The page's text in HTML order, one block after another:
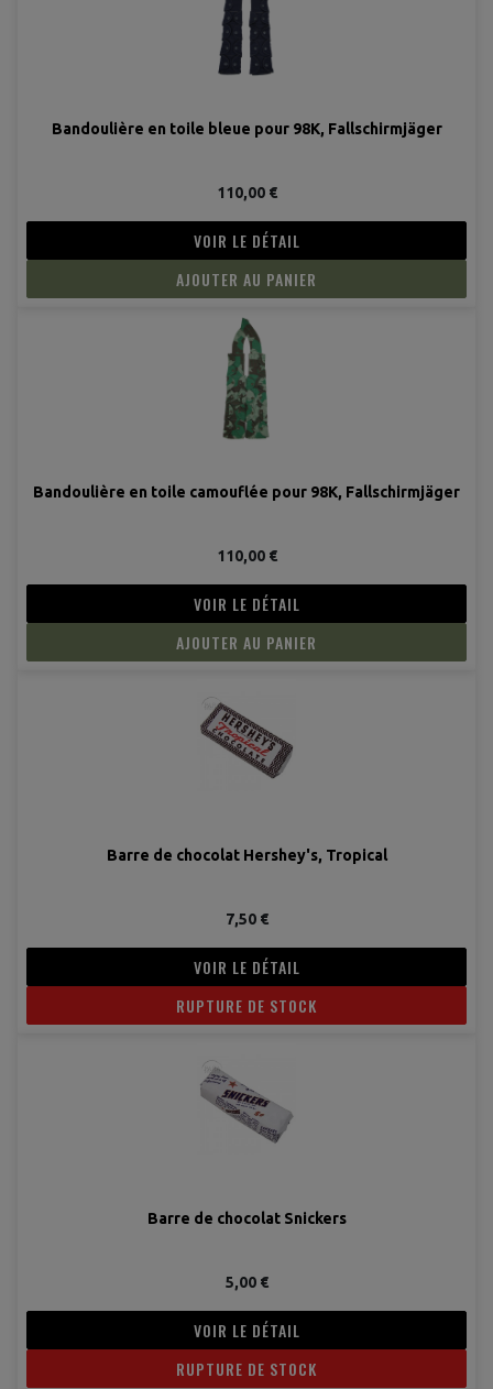
Bandoulière en toile bleue pour 98K, Fallschirmjäger
110,00 €
VOIR LE DÉTAIL
AJOUTER AU PANIER
Bandoulière en toile camouflée pour 98K, Fallschirmjäger
110,00 €
VOIR LE DÉTAIL
AJOUTER AU PANIER
Barre de chocolat Hershey's, Tropical
7,50 €
VOIR LE DÉTAIL
RUPTURE DE STOCK
Barre de chocolat Snickers
5,00 €
VOIR LE DÉTAIL
RUPTURE DE STOCK